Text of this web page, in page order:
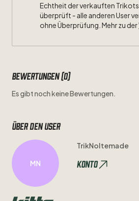
Echtheit der verkauften
überprüft - alle anderen User
ohne Überprüfung. Mehr zu der
Bewertungen (0)
Es gibt noch keine Bewertungen.
Über den user
MN
TrikNoltemade
Konto